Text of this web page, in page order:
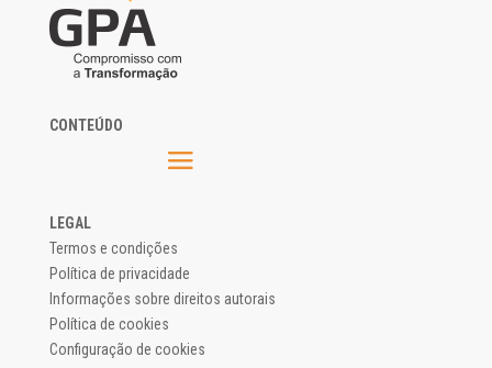
CONTEÚDO
LEGAL
Termos e condições
Política de privacidade
Informações sobre direitos autorais
Política de cookies
Configuração de cookies